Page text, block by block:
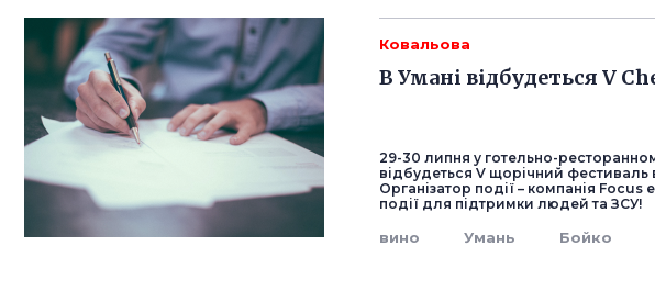
Ковальова
В Умані відбудеться V
29-30 липня у готельно-
відбудеться V щорічний фестиваль
Організатор події – компанія Focus
події для підтримки людей та ЗСУ!
вино Умань Бойко